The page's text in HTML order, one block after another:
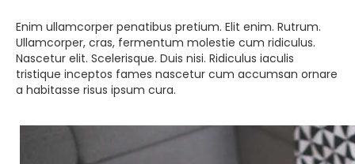
Enim ullamcorper penatibus pretium. Elit enim. Rutrum.
Ullamcorper, cras, fermentum molestie cum ridiculus.
Nascetur elit. Scelerisque. Duis nisi. Ridiculus iaculis
tristique inceptos fames nascetur cum accumsan ornare
a habitasse risus ipsum cura.